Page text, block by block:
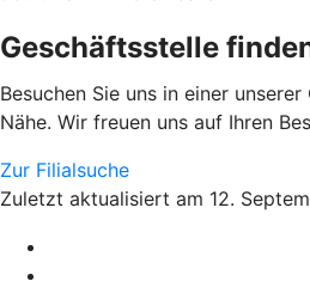
Geschäftsstelle
Besuchen Sie uns in einer
Nähe. Wir freuen uns auf Ihren
Zur Filialsuche
Zuletzt aktualisiert am 12.